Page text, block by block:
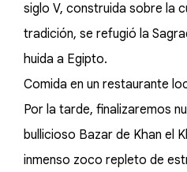
siglo V, construida sobre la
tradición, se refugió la
huida a Egipto.
Comida en un restaurante
Por la tarde, finalizaremos
bullicioso Bazar de Khan el
inmenso zoco repleto de